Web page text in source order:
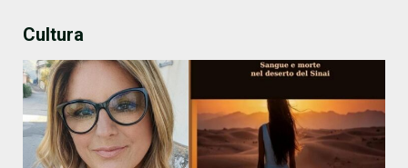
Cultura